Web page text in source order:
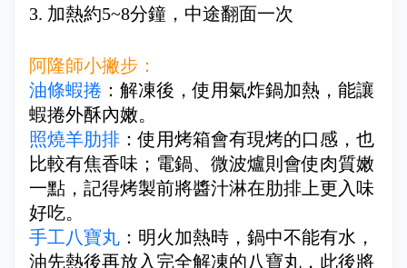
3. 加熱約5~8分鐘，中途翻面一次
阿隆師小撇步：
油條蝦捲 ：解凍後，使用氣炸鍋加熱，能讓
蝦捲外酥內嫩。
照燒羊肋排 ：使用烤箱會有現烤的口感，也
比較有焦香味；電鍋、微波爐則會使肉質嫩
一點，記得烤製前將醬汁淋在肋排上更入味
好吃。
手工八寶丸 ：明火加熱時，鍋中不能有水，
油先熱後再放入完全解凍的八寶丸，此後將